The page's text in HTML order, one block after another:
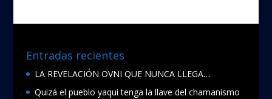
Entradas recientes
LA REVELACIÓN OVNI QUE NUNCA LLEGA…
Quizá el pueblo yaqui tenga la llave del chamanismo